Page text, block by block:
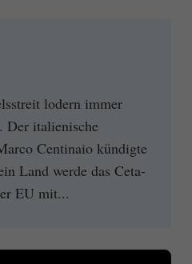
lodern immer
Der italienische
Centinaio kündigte
Land werde das Ceta-
EU mit...